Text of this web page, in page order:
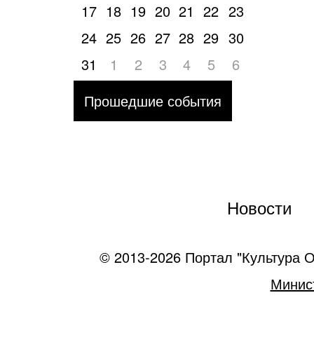
17 18 19 20 21 22 23
24 25 26 27 28 29 30
31
1 2 3 4 5
6
Прошедшие события
Новости
© 2013-2026 Портал "Культура